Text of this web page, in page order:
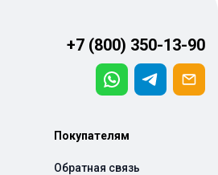
+7 (800) 350-13-90
Покупателям
Обратная связь